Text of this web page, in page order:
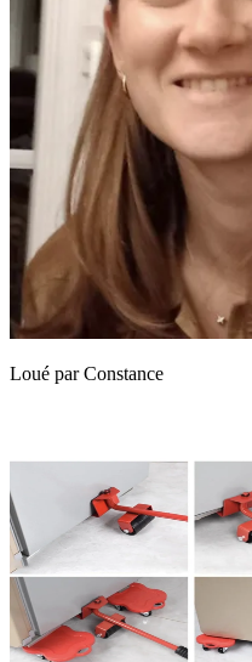
Loué parConstance